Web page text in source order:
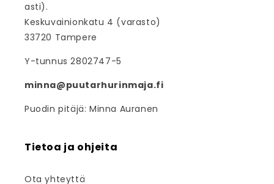
asti).
Keskuvainionkatu 4 (varasto)
33720 Tampere
Y-tunnus 2802747-5
minna@puutarhurinmaja.fi
Puodin pitäjä: Minna Auranen
Tietoa ja ohjeita
Ota yhteyttä